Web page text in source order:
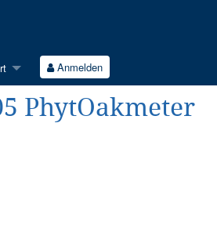
Anmelden
PhytOakmeter